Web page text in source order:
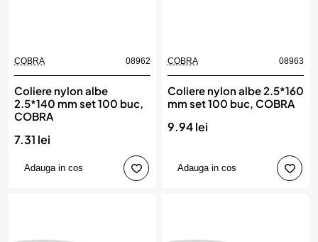
COBRA 08962
Coliere nylon albe
2.5*140 mm set 100 buc,
COBRA
7.31 lei
Adauga in cos
COBRA 08963
Coliere nylon albe 2.5*160
mm set 100 buc, COBRA
9.94 lei
Adauga in cos